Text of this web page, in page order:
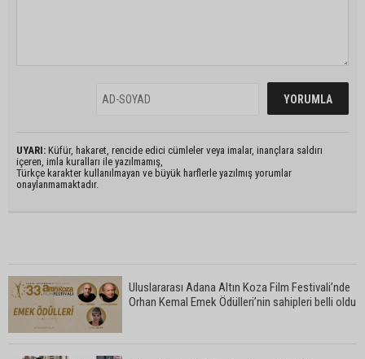
UYARI: Küfür, hakaret, rencide edici cümleler veya imalar, inançlara saldırı
içeren, imla kuralları ile yazılmamış,
Türkçe karakter kullanılmayan ve büyük harflerle yazılmış yorumlar
onaylanmamaktadır.
Uluslararası Adana Altın Koza Film Festivali’nde
Orhan Kemal Emek Ödülleri’nin sahipleri belli oldu